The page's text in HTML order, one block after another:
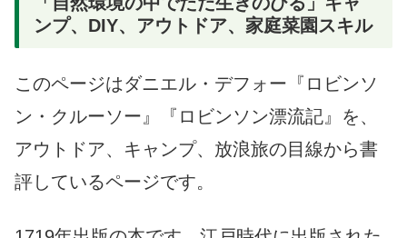
ンプ、DIY、アウトドア、家庭菜園スキル
このページはダニエル・デフォー『ロビンソ
ン・クルーソー』『ロビンソン漂流記』を、
アウトドア、キャンプ、放浪旅の目線から書
評しているページです。